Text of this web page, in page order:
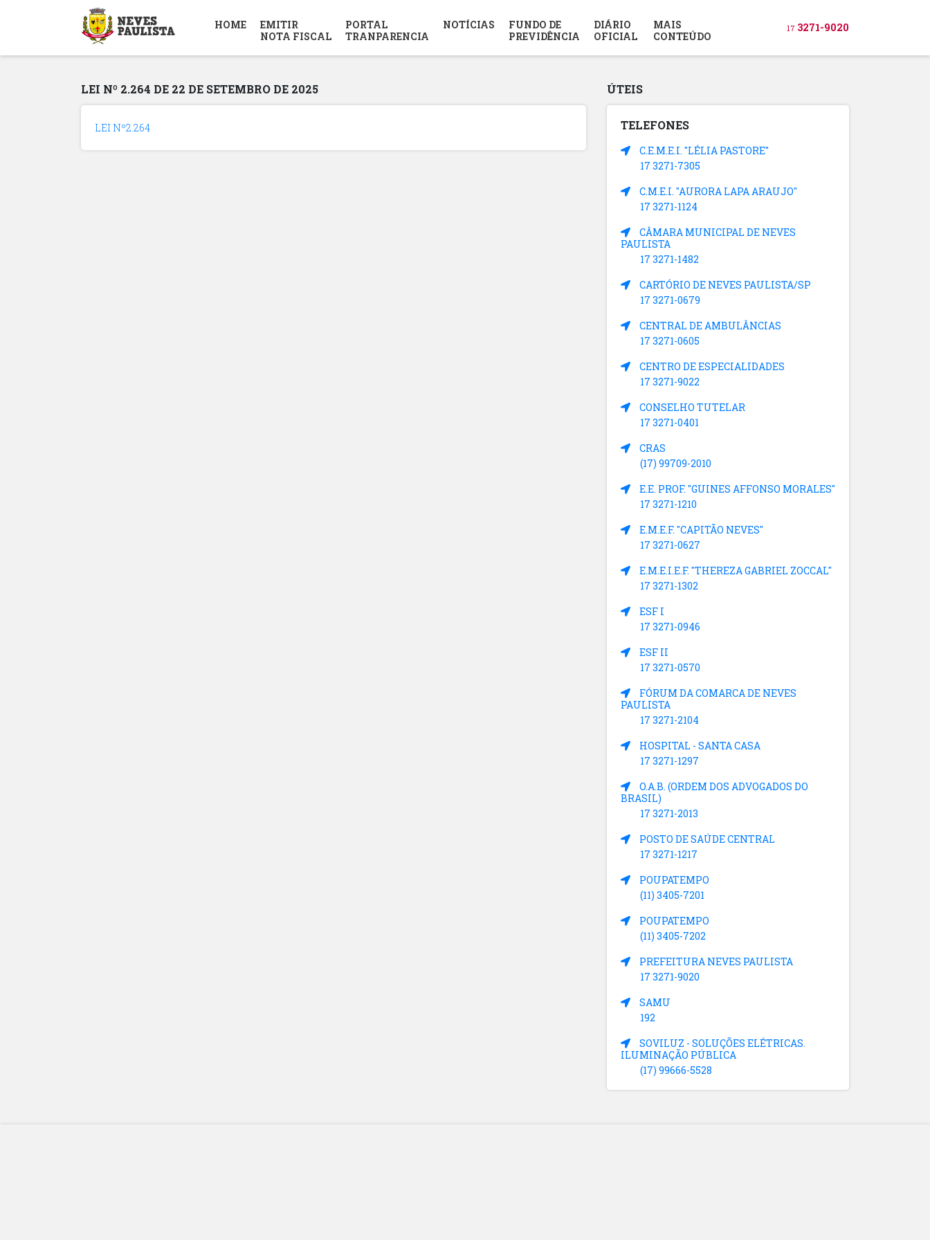
HOME
EMITIR
NOTA FISCAL
PORTAL
TRANPARENCIA
NOTÍCIAS
FUNDO DE
PREVIDÊNCIA
DIÁRIO
OFICIAL
MAIS
CONTEÚDO
17 3271-9020
LEI Nº 2.264 DE 22 DE SETEMBRO DE 2025
LEI Nº2.264
ÚTEIS
TELEFONES
C.E.M.E.I. "LÉLIA PASTORE"
17 3271-7305
C.M.E.I. "AURORA LAPA ARAUJO"
17 3271-1124
CÂMARA MUNICIPAL DE NEVES
PAULISTA
17 3271-1482
CARTÓRIO DE NEVES PAULISTA/SP
17 3271-0679
CENTRAL DE AMBULÂNCIAS
17 3271-0605
CENTRO DE ESPECIALIDADES
17 3271-9022
CONSELHO TUTELAR
17 3271-0401
CRAS
(17) 99709-2010
E.E. PROF. "GUINES AFFONSO MORALES"
17 3271-1210
E.M.E.F. "CAPITÃO NEVES"
17 3271-0627
E.M.E.I.E.F. "THEREZA GABRIEL ZOCCAL"
17 3271-1302
ESF I
17 3271-0946
ESF II
17 3271-0570
FÓRUM DA COMARCA DE NEVES
PAULISTA
17 3271-2104
HOSPITAL - SANTA CASA
17 3271-1297
O.A.B. (ORDEM DOS ADVOGADOS DO
BRASIL)
17 3271-2013
POSTO DE SAÚDE CENTRAL
17 3271-1217
POUPATEMPO
(11) 3405-7201
POUPATEMPO
(11) 3405-7202
PREFEITURA NEVES PAULISTA
17 3271-9020
SAMU
192
SOVILUZ - SOLUÇÕES ELÉTRICAS.
ILUMINAÇÃO PÚBLICA
(17) 99666-5528